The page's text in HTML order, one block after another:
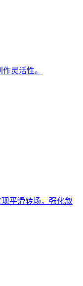
灵活性。
平滑转场，强化叙